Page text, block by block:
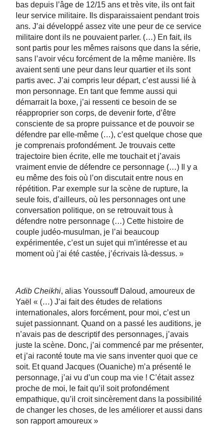
bas depuis l’âge de 12/15 ans et très vite, ils ont fait
leur service militaire. Ils disparaissaient pendant trois
ans. J’ai développé assez vite une peur de ce service
militaire dont ils ne pouvaient parler. (…) En fait, ils
sont partis pour les mêmes raisons que dans la série,
sans l’avoir vécu forcément de la même manière. Ils
avaient senti une peur dans leur quartier et ils sont
partis avec. J’ai compris leur départ, c’est aussi lié à
mon personnage. En tant que femme aussi qui
démarrait la boxe, j’ai ressenti ce besoin de se
réapproprier son corps, de devenir forte, d’être
consciente de sa propre puissance et de pouvoir se
défendre par elle-même (…), c’est quelque chose que
je comprenais profondément. Je trouvais cette
trajectoire bien écrite, elle me touchait et j’avais
vraiment envie de défendre ce personnage (…) Il y a
eu même des fois où l’on discutait entre nous en
répétition. Par exemple sur la scène de rupture, la
seule fois, d’ailleurs, où les personnages ont une
conversation politique, on se retrouvait tous à
défendre notre personnage (…) Cette histoire de
couple judéo-musulman, je l’ai beaucoup
expérimentée, c’est un sujet qui m’intéresse et au
moment où j’ai été castée, j’écrivais là-dessus. »
Adib Cheikhi, alias Youssouff Daloud, amoureux de
Yaël « (…) J’ai fait des études de relations
internationales, alors forcément, pour moi, c’est un
sujet passionnant. Quand on a passé les auditions, je
n’avais pas de descriptif des personnages, j’avais
juste la scène. Donc, j’ai commencé par me présenter,
et j’ai raconté toute ma vie sans inventer quoi que ce
soit. Et quand Jacques (Ouaniche) m’a présenté le
personnage, j’ai vu d’un coup ma vie ! C’était assez
proche de moi, le fait qu’il soit profondément
empathique, qu’il croit sincèrement dans la possibilité
de changer les choses, de les améliorer et aussi dans
son rapport amoureux »